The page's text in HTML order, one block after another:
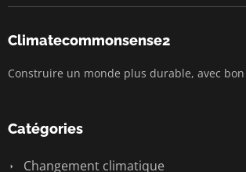
Climatecommonsense2
Construire un monde plus durable, avec bon
Catégories
Changement climatique